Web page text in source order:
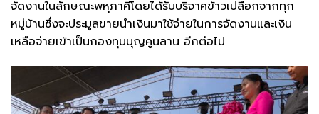
จัดงานในลักษณะพหุภาคีโดยได้รับบริจาคข้าวเปลือกจากทุก
หมู่บ้านซึ่งจะประมูลขายนำเงินมาใช้จ่ายในการจัดงานและเงิน
เหลือจ่ายเข้าเป็นกองทุนบุญคูนลาน อีกต่อไป